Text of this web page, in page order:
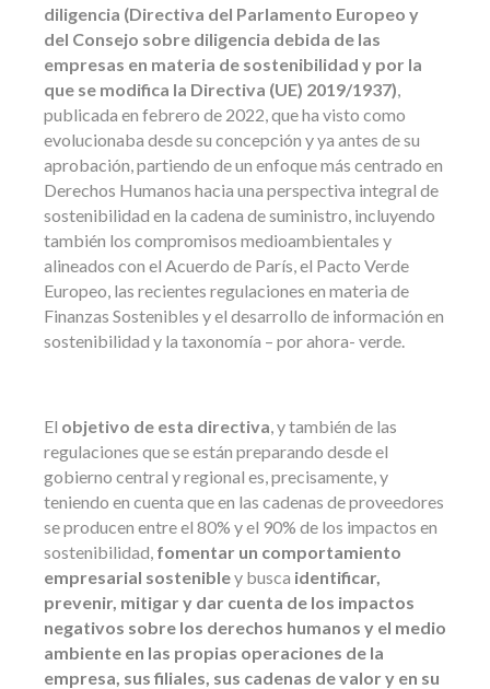
diligencia (Directiva del Parlamento Europeo y
del Consejo sobre diligencia debida de las
empresas en materia de sostenibilidad y por la
que se modifica la Directiva (UE) 2019/1937)
publicada en febrero de 2022, que ha visto como
evolucionaba desde su concepción y ya antes de su
aprobación, partiendo de un enfoque más centrado en
Derechos Humanos hacia una perspectiva integral de
sostenibilidad en la cadena de suministro, incluyendo
también los compromisos medioambientales y
alineados con el Acuerdo de París, el Pacto Verde
Europeo, las recientes regulaciones en materia de
Finanzas Sostenibles y el desarrollo de información en
sostenibilidad y la taxonomía – por ahora- verde.
El objetivo de esta directiva , y también de las
regulaciones que se están preparando desde el
gobierno central y regional es, precisamente, y
teniendo en cuenta que en las cadenas de proveedores
se producen entre el 80% y el 90% de los impactos en
sostenibilidad, fomentar un comportamiento
empresarial sostenibley busca identificar,
prevenir, mitigar y dar cuenta de los impactos
negativos sobre los derechos humanos y el medio
ambiente en las propias operaciones de la
empresa, sus filiales, sus cadenas de valor y en su